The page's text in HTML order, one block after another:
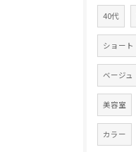
40代
ショート
ベージュ
美容室
カラー